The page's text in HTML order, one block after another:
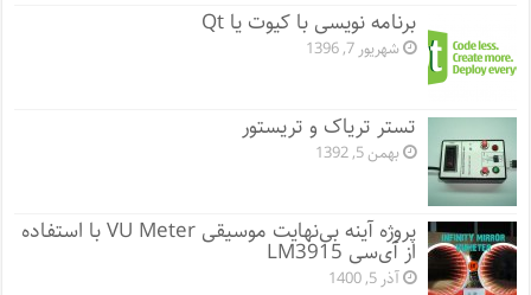
برنامه نویسی با کیوت یا Qt
شهریور 7, 1396
تستر تریاک و تریستور
بهمن 5, 1392
پروژه آینه بی‌نهایت موسیقی VU Meter با استفاده
از آی‌سی LM3915
آذر 5, 1400